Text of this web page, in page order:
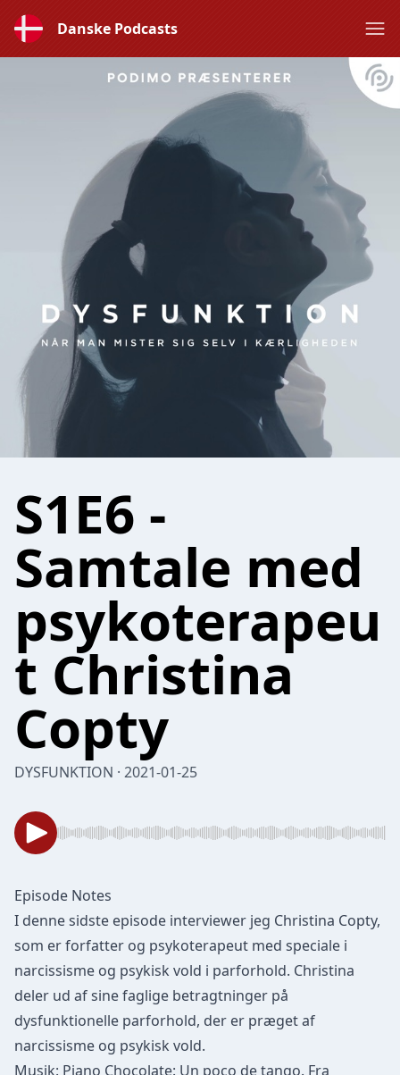
Danske Podcasts
S1E6 -
Samtale med
psykoterapeu
t Christina
Copty
DYSFUNKTION · 2021-01-25
Episode Notes
I denne sidste episode interviewer jeg Christina Copty,
som er forfatter og psykoterapeut med speciale i
narcissisme og psykisk vold i parforhold. Christina
deler ud af sine faglige betragtninger på
dysfunktionelle parforhold, der er præget af
narcissisme og psykisk vold.
Musik: Piano Chocolate: Un poco de tango. Fra